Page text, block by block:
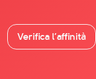
Verifica l’affinità